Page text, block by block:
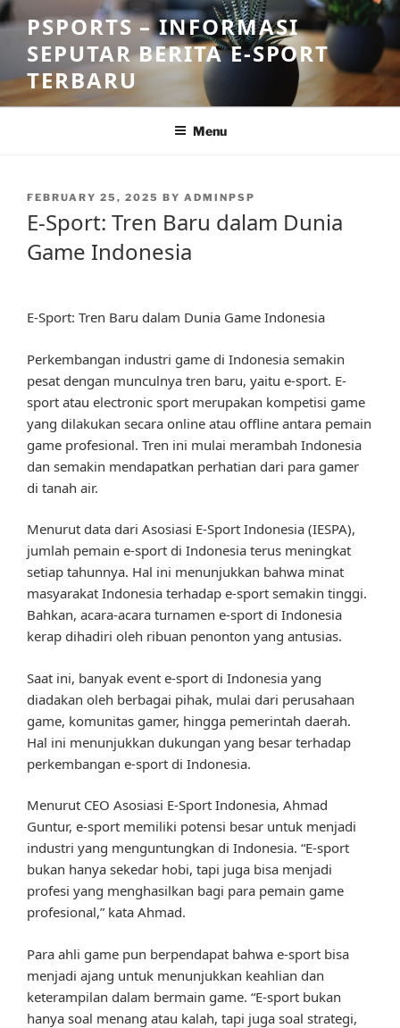
Skip
to
content
PSPORTS – INFORMASI
SEPUTAR BERITA E-SPORT
TERBARU
Menu
POSTED
FEBRUARY 25, 2025 BY ADMINPSP
E-Sport: Tren Baru dalam Dunia
Game Indonesia
E-Sport: Tren Baru dalam Dunia Game Indonesia
Perkembangan industri game di Indonesia semakin
pesat dengan munculnya tren baru, yaitu e-sport. E-
sport atau electronic sport merupakan kompetisi game
yang dilakukan secara online atau offline antara pemain
game profesional. Tren ini mulai merambah Indonesia
dan semakin mendapatkan perhatian dari para gamer
di tanah air.
Menurut data dari Asosiasi E-Sport Indonesia (IESPA),
jumlah pemain e-sport di Indonesia terus meningkat
setiap tahunnya. Hal ini menunjukkan bahwa minat
masyarakat Indonesia terhadap e-sport semakin tinggi.
Bahkan, acara-acara turnamen e-sport di Indonesia
kerap dihadiri oleh ribuan penonton yang antusias.
Saat ini, banyak event e-sport di Indonesia yang
diadakan oleh berbagai pihak, mulai dari perusahaan
game, komunitas gamer, hingga pemerintah daerah.
Hal ini menunjukkan dukungan yang besar terhadap
perkembangan e-sport di Indonesia.
Menurut CEO Asosiasi E-Sport Indonesia, Ahmad
Guntur, e-sport memiliki potensi besar untuk menjadi
industri yang menguntungkan di Indonesia. “E-sport
bukan hanya sekedar hobi, tapi juga bisa menjadi
profesi yang menghasilkan bagi para pemain game
profesional,” kata Ahmad.
Para ahli game pun berpendapat bahwa e-sport bisa
menjadi ajang untuk menunjukkan keahlian dan
keterampilan dalam bermain game. “E-sport bukan
hanya soal menang atau kalah, tapi juga soal strategi,